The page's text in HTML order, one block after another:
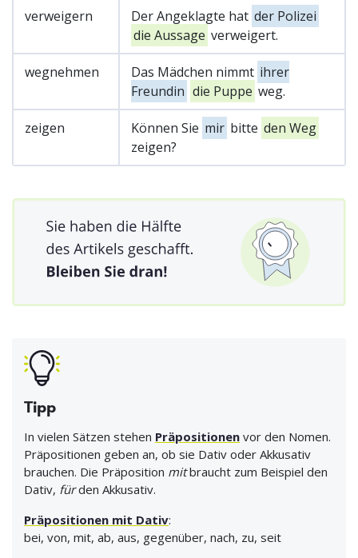
verweigern Der Angeklagte hat der Polizei
die Aussage verweigert.
wegnehmen Das Mädchen nimmt ihrer
Freundin die Puppe weg.
zeigen Können Sie mir bitte den Weg
zeigen?
Tipp
In vielen Sätzen stehen Präpositionen vor den Nomen.
Präpositionen geben an, ob sie Dativ oder Akkusativ
brauchen. Die Präposition mitbraucht zum Beispiel den
Dativ, fürden Akkusativ.
Präpositionen mit Dativ:
bei, von, mit, ab, aus, gegenüber, nach, zu, seit